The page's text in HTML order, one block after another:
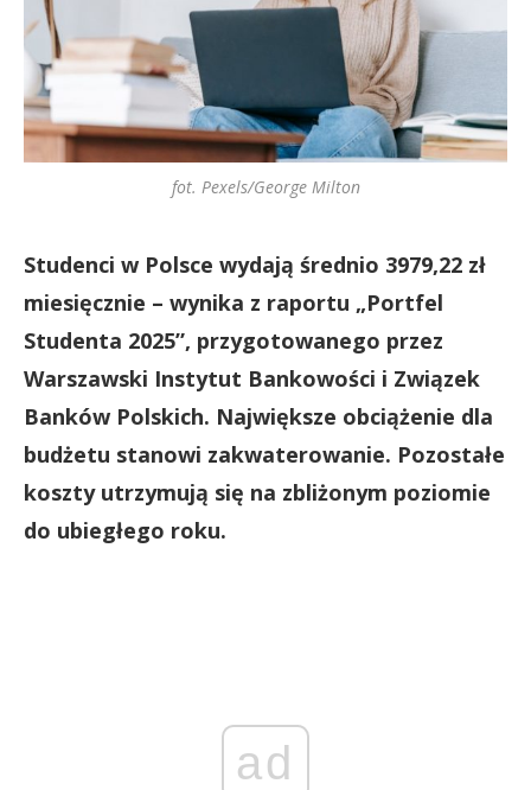
fot. Pexels/George Milton
Studenci w Polsce wydają średnio 3979,22 zł
miesięcznie – wynika z raportu „Portfel
Studenta 2025”, przygotowanego przez
Warszawski Instytut Bankowości i Związek
Banków Polskich. Największe obciążenie dla
budżetu stanowi zakwaterowanie. Pozostałe
koszty utrzymują się na zbliżonym poziomie
do ubiegłego roku.
ad